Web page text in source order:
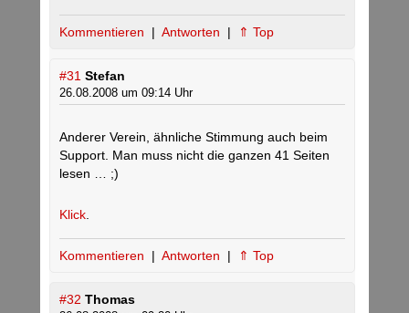
Kommentieren | Antworten | ⇑ Top
#31 Stefan
26.08.2008 um 09:14 Uhr
Anderer Verein, ähnliche Stimmung auch beim
Support. Man muss nicht die ganzen 41 Seiten
lesen … ;)
Klick
Kommentieren | Antworten | ⇑ Top
#32 Thomas